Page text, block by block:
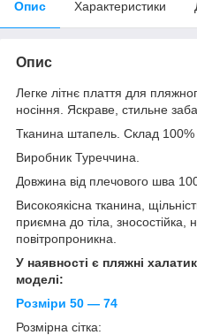
Опис Характеристики
Опис
Легке літнє плаття для
носіння. Яскраве, стильне
Тканина штапель. Склад 100%
Виробник Туреччина.
Довжина від плечового шва
Високоякісна тканина,
приємна до тіла, зносостійка,
повітропроникна.
У наявності є пляжні
моделі:
Розміри 50 — 74
Розмірна сітка: